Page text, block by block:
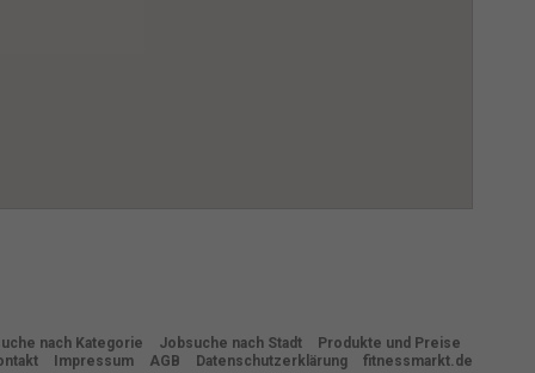
nach Kategorie Jobsuche nach Stadt
Produkte und Preise
Impressum AGB Datenschutzerklärung fitnessmarkt.de